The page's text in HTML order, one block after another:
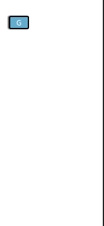
G